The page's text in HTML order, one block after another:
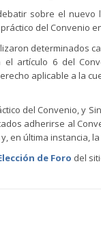
sobre el
del Convenio
determinados
artículo 6 del
aplicable a la
del Convenio, y
adherirse al
en última instancia,
de Foro del